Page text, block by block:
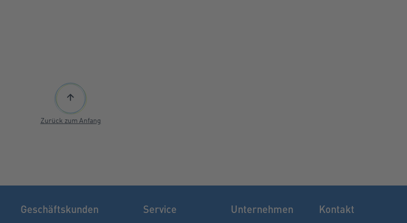
Zurück zum Anfang
Geschäftskunden Service Unternehmen Kontakt